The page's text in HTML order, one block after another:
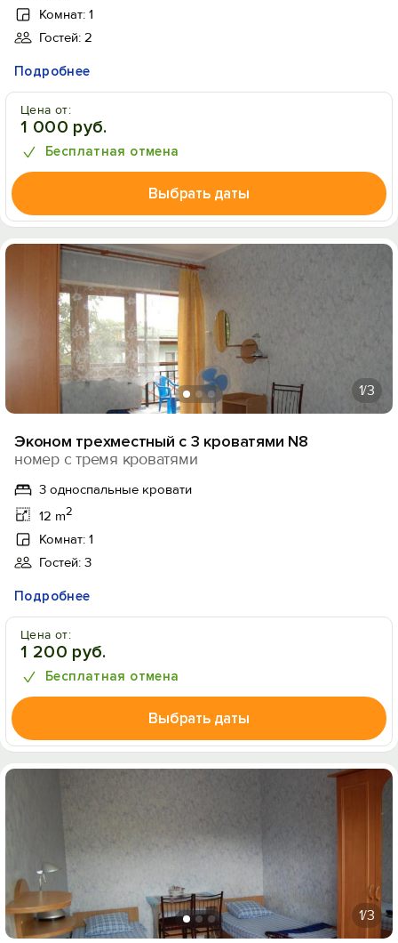
Комнат: 1
Гостей: 2
Подробнее
Цена от:
1 000 руб.
Бесплатная отмена
Выбрать даты
1/3
Эконом трехместный с 3 кроватями N8
номер с тремя кроватями
3 односпальные кровати
12 m2
Комнат: 1
Гостей: 3
Подробнее
Цена от:
1 200 руб.
Бесплатная отмена
Выбрать даты
1/3